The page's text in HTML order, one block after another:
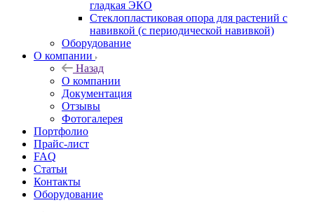
гладкая ЭКО
Стеклопластиковая опора для растений с
навивкой (с периодической навивкой)
Оборудование
О компании
Назад
О компании
Документация
Отзывы
Фотогалерея
Портфолио
Прайс-лист
FAQ
Статьи
Контакты
Оборудование